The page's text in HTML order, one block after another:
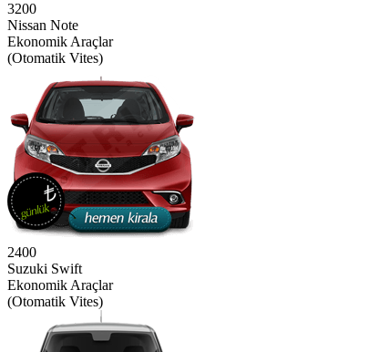
3200
Nissan Note
Ekonomik Araçlar
(Otomatik Vites)
2400
Suzuki Swift
Ekonomik Araçlar
(Otomatik Vites)